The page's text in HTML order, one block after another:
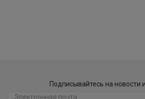
Подписывайтесь на новости